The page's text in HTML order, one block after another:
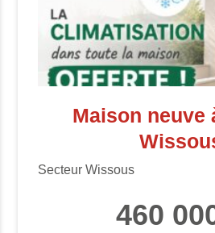
Maison neuve
Secteur Wissous
460